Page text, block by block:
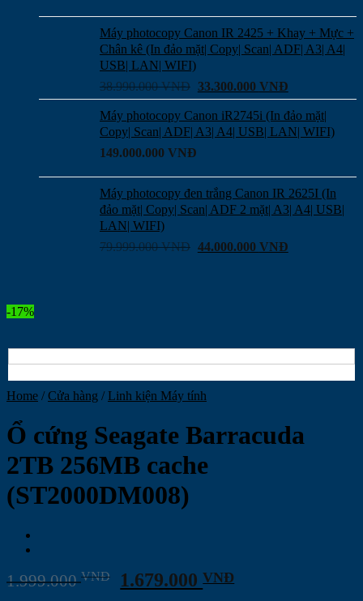
Máy photocopy Canon IR 2425 + Khay + Mực +
Chân kê (In đảo mặt| Copy| Scan| ADF| A3| A4|
USB| LAN| WIFI)
38.990.000VNĐ 33.300.000 VNĐ
Máy photocopy Canon iR2745i (In đảo mặt|
Copy| Scan| ADF| A3| A4| USB| LAN| WIFI)
149.000.000 VNĐ
Máy photocopy đen trắng Canon IR 2625I (In
đảo mặt| Copy| Scan| ADF 2 mặt| A3| A4| USB|
LAN| WIFI)
79.999.000VNĐ 44.000.000 VNĐ
-17%
Home / Cửa hàng / Linh kiện Máy tính
Ổ cứng Seagate Barracuda
2TB 256MB cache
(ST2000DM008)
1.999.000VNĐ 1.679.000VNĐ